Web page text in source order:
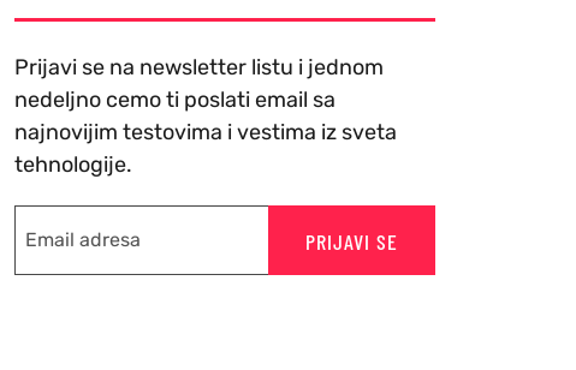
Prijavi se na newsletter listu i jednom
nedeljno cemo ti poslati email sa
najnovijim testovima i vestima iz sveta
tehnologije.
PRIJAVI SE